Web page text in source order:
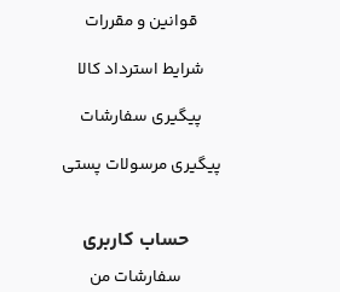
قوانین و مقررات
شرایط استرداد کالا
پیگیری سفارشات
پیگیری مرسولات پستی
حساب کاربری
سفارشات من